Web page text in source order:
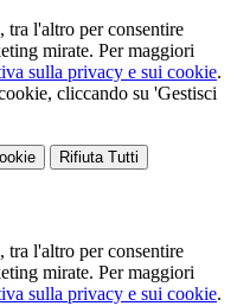
l'altro per consentire
mirate. Per maggiori
sulla privacy e sui cookie.
cliccando su 'Gestisci
Rifiuta Tutti
l'altro per consentire
mirate. Per maggiori
sulla privacy e sui cookie.